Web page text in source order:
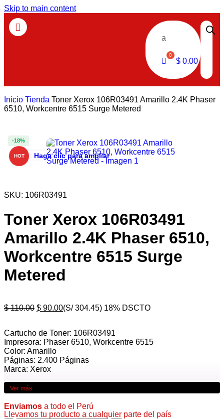
Skip to main content
a
$0.00
Inicio Tienda Toner Xerox 106R03491 Amarillo 2.4K Phaser
6510, Workcentre 6515 Surge Metered
-18%
HOT Haga clic para ampliar
SKU: 106R03491
Toner Xerox 106R03491
Amarillo 2.4K Phaser 6510,
Workcentre 6515 Surge
Metered
$110.00 $ 90.00(S/ 304.45) 18% DSCTO
Cartucho de Toner: 106R03491
Impresora: Phaser 6510, Workcentre 6515
Color: Amarillo
Páginas: 2.400 Páginas
Marca: Xerox
Ver más
Enviamos a todo el Perú
Llevamos tu producto a cualquier parte del país